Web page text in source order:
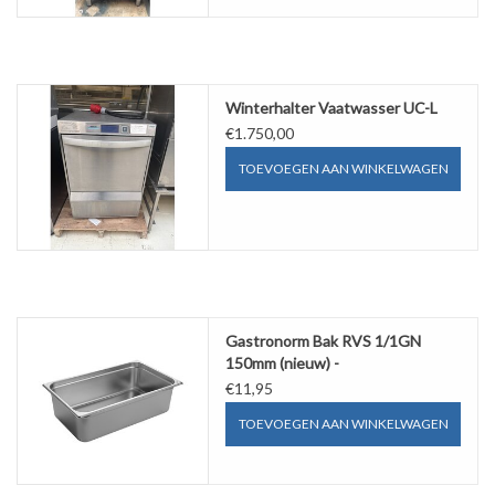
Winterhalter Vaatwasser UC-L
€1.750,00
TOEVOEGEN AAN WINKELWAGEN
Gastronorm Bak RVS 1/1GN
150mm (nieuw) -
530x325x150mm
€11,95
TOEVOEGEN AAN WINKELWAGEN